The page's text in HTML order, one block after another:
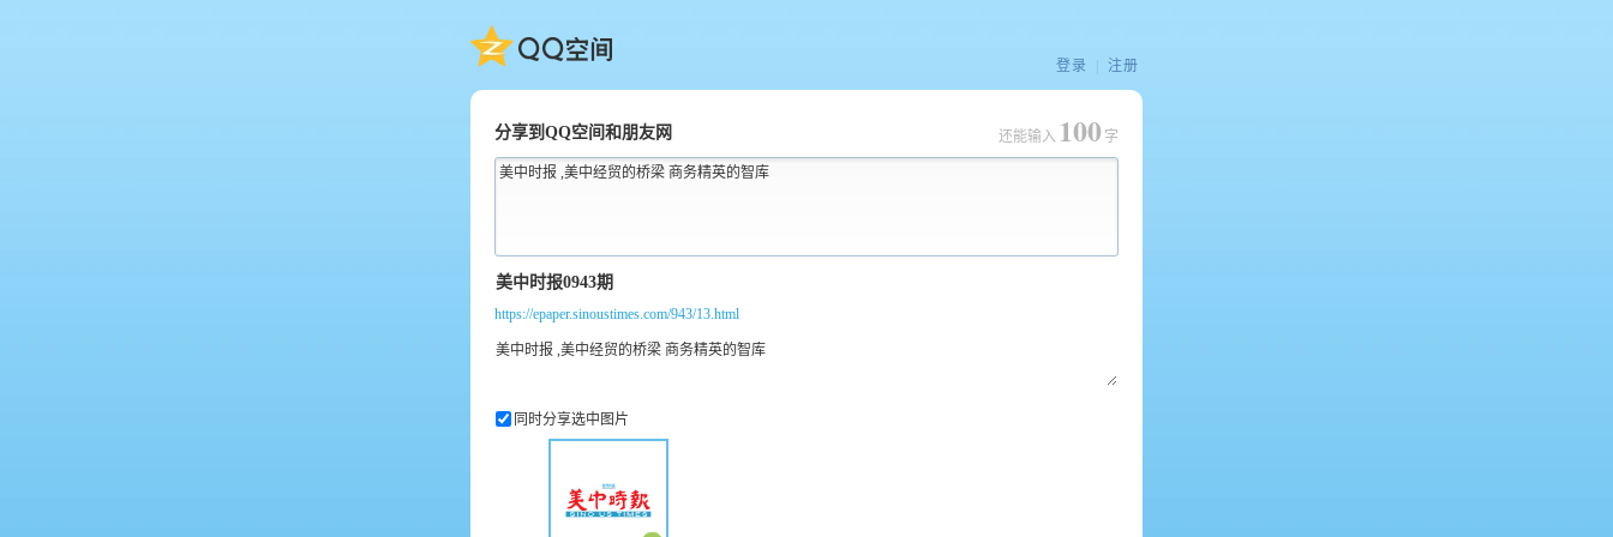
QQ空间
登录 注册
分享到QQ空间和朋友网
美中时报 ,美中经贸的桥梁 商务精英的智库
还能输入 100 字
https://epaper.sinoustimes.com/943/13.html
同时分享选中图片